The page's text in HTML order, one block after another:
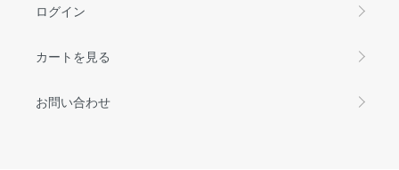
ログイン
カートを見る
お問い合わせ